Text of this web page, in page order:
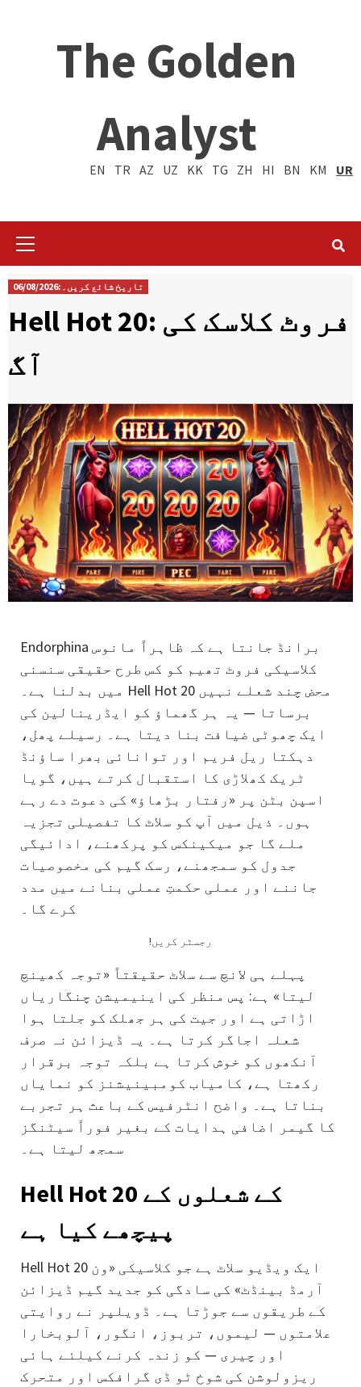
The Golden
Analyst
EN TR AZ UZ KK TG ZH HI BN KM UR
تاریخ شائع کریں۔:06/08/2026
Hell Hot 20: فروٹ کلاسک کی
آگ
Endorphina برانڈ جانتا ہے کہ ظاہراً مانوس
کلاسیکی فروٹ تھیم کو کس طرح حقیقی سنسنی
میں بدلنا ہے۔ Hell Hot 20 محض چند شعلے نہیں
برساتا — یہ ہر گھماؤ کو ایڈرینالین کی
ایک چھوٹی ضیافت بنا دیتا ہے۔ رسیلے پھل،
دہکتا ریل فریم اور توانائی بھرا ساؤنڈ
ٹریک کھلاڑی کا استقبال کرتے ہیں، گویا
اسپن بٹن پر «رفتار بڑھاؤ» کی دعوت دے رہے
ہوں۔ ذیل میں آپ کو سلاٹ کا تفصیلی تجزیہ
ملے گا جو میکینکس کو پرکھنے، ادائیگی
جدول کو سمجھنے، رسک گیم کی مخصوصیات
جاننے اور عملی حکمتِ عملی بنانے میں مدد
کرے گا۔
!رجسٹر کریں
پہلے ہی لانچ سے سلاٹ حقیقتاً «توجہ کھینچ
لیتا» ہے: پس منظر کی اینیمیشن چنگاریاں
اڑاتی ہے اور جیت کی ہر جھلک کو جلتا ہوا
شعلہ اجاگر کرتا ہے۔ یہ ڈیزائن نہ صرف
آنکھوں کو خوش کرتا ہے بلکہ توجہ برقرار
رکھتا ہے، کامیاب کومبینیشنز کو نمایاں
بناتا ہے۔ واضح انٹرفیس کے باعث ہر تجربے
کا گیمر اضافی ہدایات کے بغیر فوراً سیٹنگز
سمجھ لیتا ہے۔
Hell Hot 20 کے شعلوں کے
پیچھے کیا ہے
Hell Hot 20 ایک ویڈیو سلاٹ ہے جو کلاسیکی «ون
آرمڈ بینڈٹ» کی سادگی کو جدید گیم ڈیزائن
کے طریقوں سے جوڑتا ہے۔ ڈویلپر نے روایتی
علامتوں — لیموں، تربوز، انگور، آلوبخارا
اور چیری — کو زندہ کرنے کیلئے ہائی
ریزولوشن کی شوخ ٹو ڈی گرافکس اور متحرک